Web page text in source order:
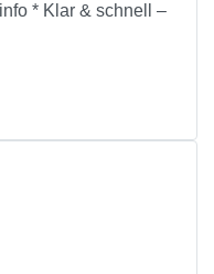
* Klar & schnell –